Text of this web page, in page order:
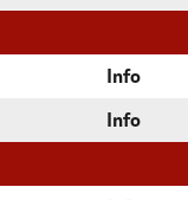
Info
Info